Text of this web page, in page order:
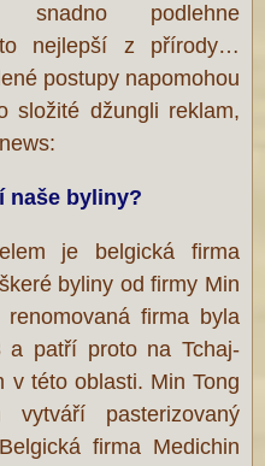
snadno podlehne
nejlepší z přírody…
postupy napomohou
složité džungli reklam,
naše byliny?
je belgická firma
byliny od firmy Min
firma byla
a patří proto na Tchaj-
v této oblasti. Min Tong
pasterizovaný
firma Medichin